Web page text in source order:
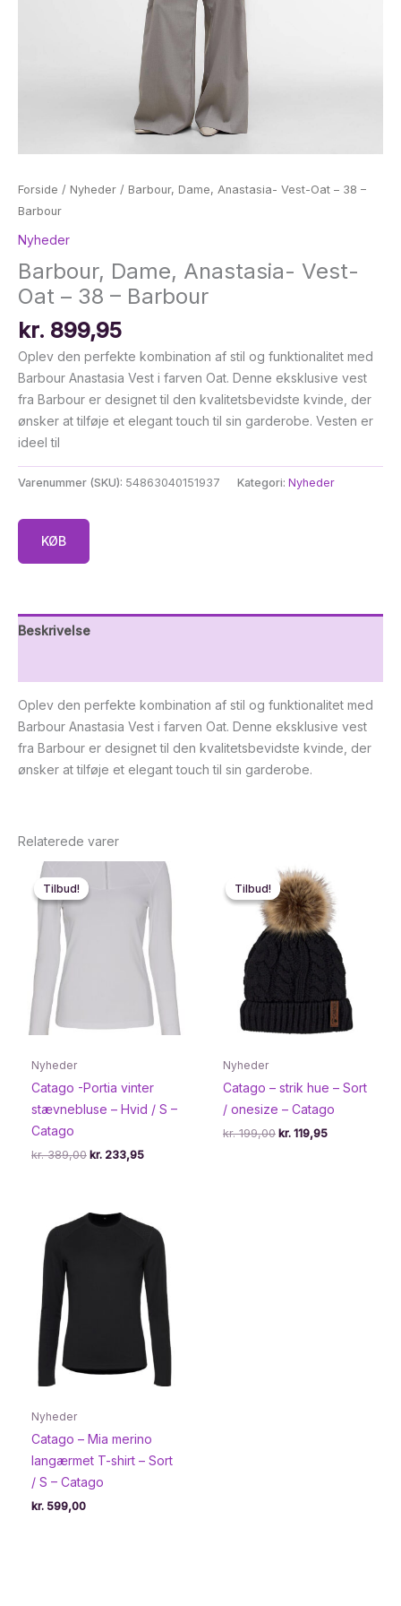
Forside / Nyheder / Barbour, Dame, Anastasia- Vest-Oat – 38 –
Barbour
Nyheder
Barbour, Dame, Anastasia- Vest-
Oat – 38 – Barbour
kr. 899,95
Oplev den perfekte kombination af stil og funktionalitet med
Barbour Anastasia Vest i farven Oat. Denne eksklusive vest
fra Barbour er designet til den kvalitetsbevidste kvinde, der
ønsker at tilføje et elegant touch til sin garderobe. Vesten er
ideel til
Varenummer (SKU): 54863040151937 Kategori: Nyheder
KØB
Beskrivelse
Oplev den perfekte kombination af stil og funktionalitet med
Barbour Anastasia Vest i farven Oat. Denne eksklusive vest
fra Barbour er designet til den kvalitetsbevidste kvinde, der
ønsker at tilføje et elegant touch til sin garderobe.
Relaterede varer
Tilbud!
Tilbud!
Nyheder
Catago -Portia vinter
stævnebluse – Hvid / S –
Catago
kr.389,00 Den
kr. 389,00.
kr. 233,95Den
Tilbud!
Tilbud!
Nyheder
Catago – strik hue – Sort
/ onesize – Catago
kr.199,00 Den
kr. 119,95Den
Nyheder
Catago – Mia merino
langærmet T-shirt – Sort
/ S – Catago
kr. 599,00